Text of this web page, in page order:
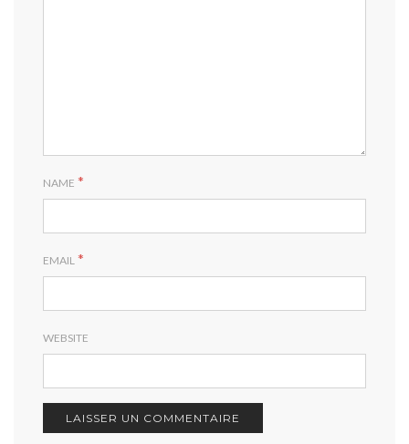
NAME *
EMAIL *
WEBSITE